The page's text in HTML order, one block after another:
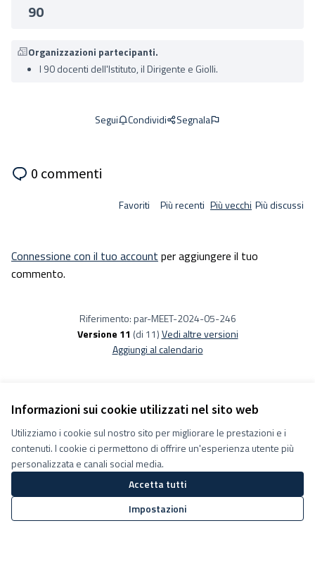
Informazioni sui cookie utilizzati nel sito web
Utilizziamo i cookie sul nostro sito per migliorare le prestazioni e i
contenuti. I cookie ci permettono di offrire un'esperienza utente più
personalizzata e canali social media.
Accetta tutti
Impostazioni
90
Organizzazioni partecipanti.
I 90 docenti dell'Istituto, il Dirigente e Giolli.
Segui Condividi Segnala
0 commenti
Favoriti Più recenti Più vecchi Più discussi
Connessione con il tuo account per aggiungere il tuo
commento.
Riferimento: par-MEET-2024-05-246
Versione 11 (di 11) vedi altre versioni
Aggiungi al calendario
Termini e condizioni d''uso
Impostazioni Cookie
Decidiamo su Facebook
Decidiamo su YouTube
(Collegamento esterno)